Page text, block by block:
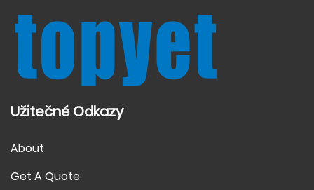
Užitečné Odkazy
About
Get A Quote